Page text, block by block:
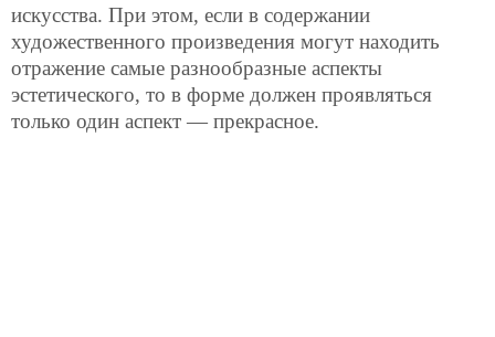
искусства. При этом, если в содержании
художественного произведения могут находить
отражение самые разнообразные аспекты
эстетического, то в форме должен проявляться
только один аспект — прекрасное.